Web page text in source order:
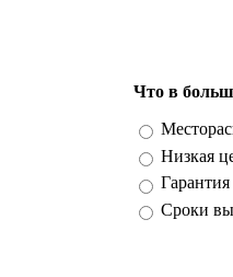
Что в
Варианты
Низкая
Сроки